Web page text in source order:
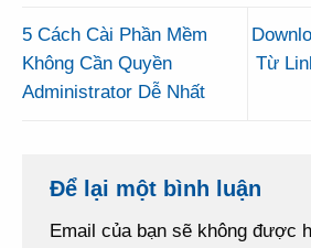
5 Cách Cài Phần Mềm
Không Cần Quyền
Administrator Dễ Nhất
Từ
Để lại một bình luận
Email của bạn sẽ không được